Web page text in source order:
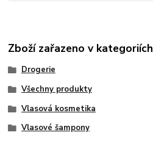
Zboží zařazeno v kategoriích
Drogerie
Všechny produkty
Vlasová kosmetika
Vlasové šampony